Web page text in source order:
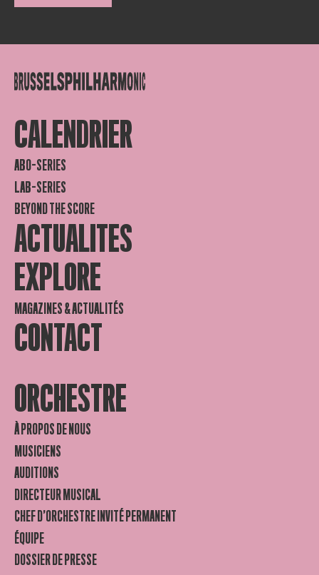
CALENDRIER
ABO-SERIES
LAB-SERIES
BEYOND THE SCORE
ACTUALITES
EXPLORE
MAGAZINES & ACTUALITÉS
CONTACT
ORCHESTRE
À PROPOS DE NOUS
MUSICIENS
AUDITIONS
DIRECTEUR MUSICAL
CHEF D’ORCHESTRE INVITÉ PERMANENT
ÉQUIPE
DOSSIER DE PRESSE